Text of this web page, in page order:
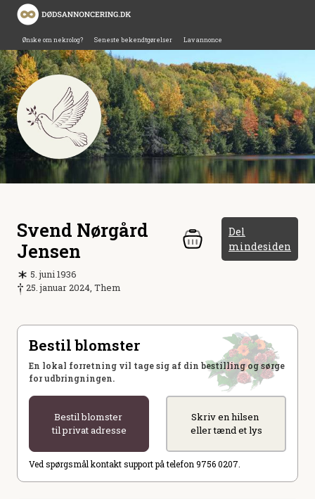
Ønske om nekrolog? Seneste bekendtgørelser Lav annonce
Svend Nørgård
Jensen
Del
mindesiden
5. juni 1936
25. januar 2024, Them
Bestil blomster
En lokal forretning vil tage sig af din bestilling og sørge
for udbringningen.
Bestil blomster
til privat adresse
Skriv en hilsen
eller tænd et lys
Ved spørgsmål kontakt support på telefon 9756 0207.